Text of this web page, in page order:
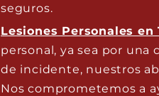
seguros.
Lesiones Personales en
personal, ya sea por
de incidente, nuestros
Nos comprometemos a